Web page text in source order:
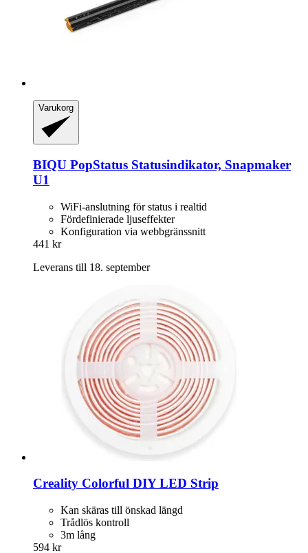
Varukorg
BIQU PopStatus Statusindikator, Snapmaker
U1
WiFi-anslutning för status i realtid
Fördefinierade ljuseffekter
Konfiguration via webbgränssnitt
441 kr
Leverans till 18. september
Creality Colorful DIY LED Strip
Kan skäras till önskad längd
Trådlös kontroll
3m lång
594 kr